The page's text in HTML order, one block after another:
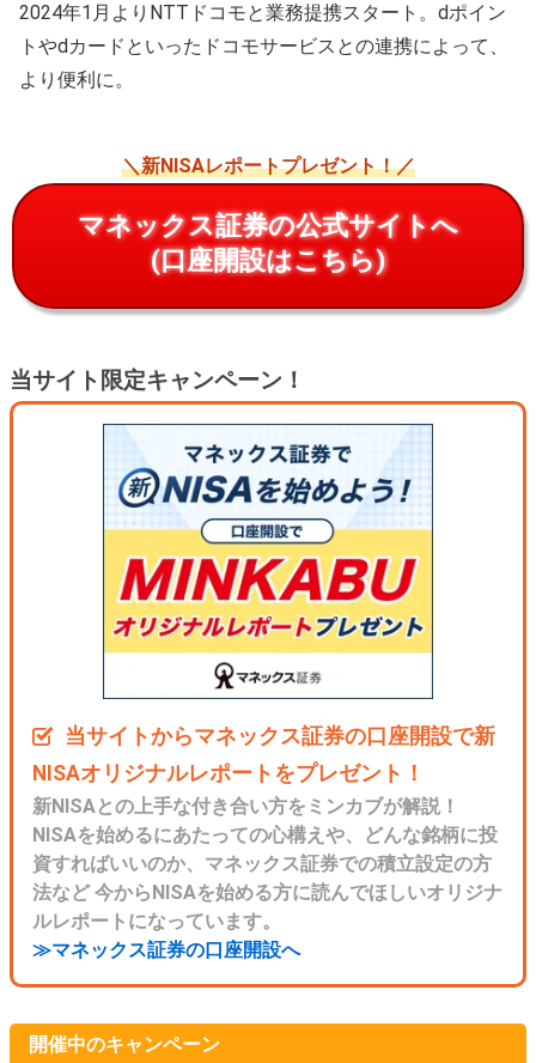
2024年1月よりNTTドコモと業務提携スタート。dポイン
トやdカードといったドコモサービスとの連携によって、
より便利に。
＼新NISAレポートプレゼント！／
マネックス証券の公式サイトへ
(口座開設はこちら)
当サイト限定キャンペーン！
当サイトからマネックス証券の口座開設で新
NISAオリジナルレポートをプレゼント！
新NISAとの上手な付き合い方をミンカブが解説！
NISAを始めるにあたっての心構えや、どんな銘柄に投
資すればいいのか、マネックス証券での積立設定の方
法など 今からNISAを始める方に読んでほしいオリジナ
ルレポートになっています。
≫マネックス証券の口座開設へ
開催中のキャンペーン